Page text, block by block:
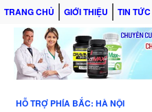
TRANG CHỦ GIỚI THIỆU TIN TỨC
HỖ TRỢ PHÍA BẮC: HÀ NỘI